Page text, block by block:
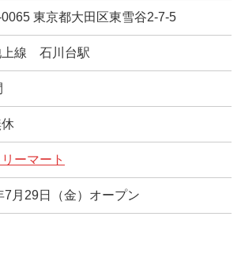
東京都大田区東雪谷2-7-5
上線 石川台駅
ーマート
7月29日（金）オープン